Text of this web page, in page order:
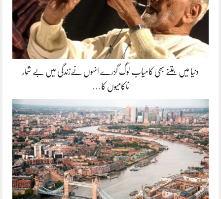
دنیا میں جتنے بھی کامیاب لوگ گزرے انہوں نےزندگی میں بے شمار
ناکامیوں کا…